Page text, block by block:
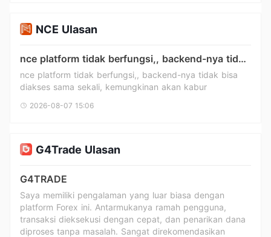
Binomo
TR
BSI
seperti ini, harap elev8 dapat membantu penarikan dana
semuanya sudah benar, laporan bank juga sudah benar
setoran menggunakan rekening bank saya, saya ingin
secepat mungkin elev8 bekerja terima kasih, saya akan
NCE Ulasan
nce platform tidak berfungsi,, backend-nya tidak
bisa diakses sama sekali, kemungkinan akan
kabur
nce platform tidak berfungsi,, backend-nya tidak bisa
diakses sama sekali, kemungkinan akan kabur
2026-08-07 15:06
G4Trade Ulasan
G4TRADE
Saya memiliki pengalaman yang luar biasa dengan
platform Forex ini. Antarmukanya ramah pengguna,
transaksi dieksekusi dengan cepat, dan penarikan dana
diproses tanpa masalah. Sangat direkomendasikan